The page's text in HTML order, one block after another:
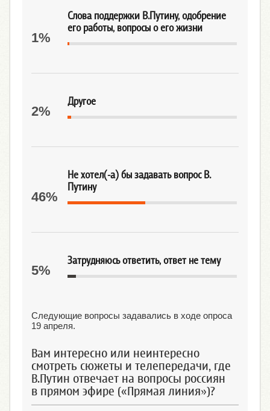
Слова поддержки В.Путину, одобрение
его работы, вопросы о его жизни
1%
Другое
2%
Не хотел(-а) бы задавать вопрос В.
Путину
46%
Затрудняюсь ответить, ответ не тему
5%
Следующие вопросы задавались в ходе опроса
19 апреля.
Вам интересно или неинтересно
смотреть сюжеты и телепередачи, где
В.Путин отвечает на вопросы россиян
в прямом эфире («Прямая линия»)?